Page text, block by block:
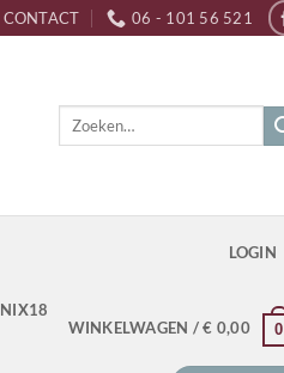
CONTACT 06 - 101 56 521
Zoeken
NIX18
LOGIN
WINKELWAGEN /€ 0,00 0